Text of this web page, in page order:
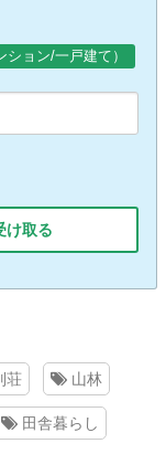
ション/一戸建て）
け取る
荘 山林
田舎暮らし